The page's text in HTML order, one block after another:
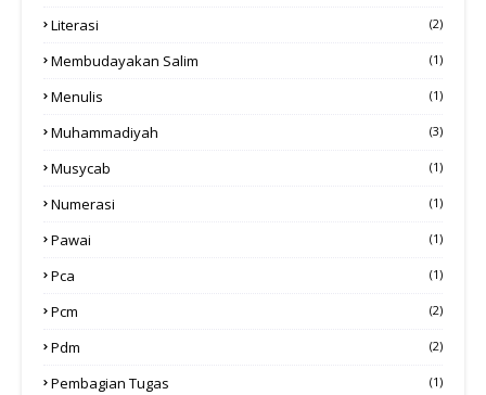
Literasi (2)
Membudayakan Salim (1)
Menulis (1)
Muhammadiyah (3)
Musycab (1)
Numerasi (1)
Pawai (1)
Pca (1)
Pcm (2)
Pdm (2)
Pembagian Tugas (1)